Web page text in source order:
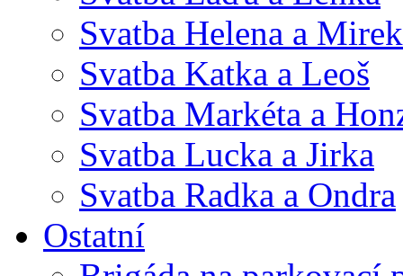
Svatba Helena a Mirek
Svatba Katka a Leoš
Svatba Markéta a
Svatba Lucka a Jirka
Svatba Radka a Ondra
Ostatní